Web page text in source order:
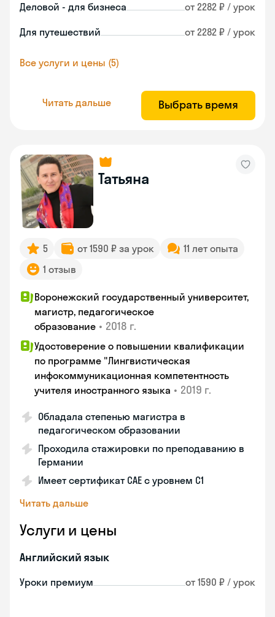
Деловой - для бизнеса от 2282 ₽ / урок
Для путешествий от 2282 ₽ / урок
Все услуги и цены (5)
Читать дальше Выбрать время
Татьяна
5 от 1590 ₽ за урок
11 лет опыта
1 отзыв
Воронежский государственный университет,
магистр, педагогическое
образование • 2018 г.
Удостоверение о повышении квалификации
по программе "Лингвистическая
инфокоммуникационная компетентность
учителя иностранного языка • 2019 г.
Обладала степенью магистра в
педагогическом образовании
Проходила стажировки по преподаванию в
Германии
Имеет сертификат САЕ с уровнем С1
Читать дальше
Услуги и цены
Английский язык
Уроки премиум от 1590 ₽ / урок